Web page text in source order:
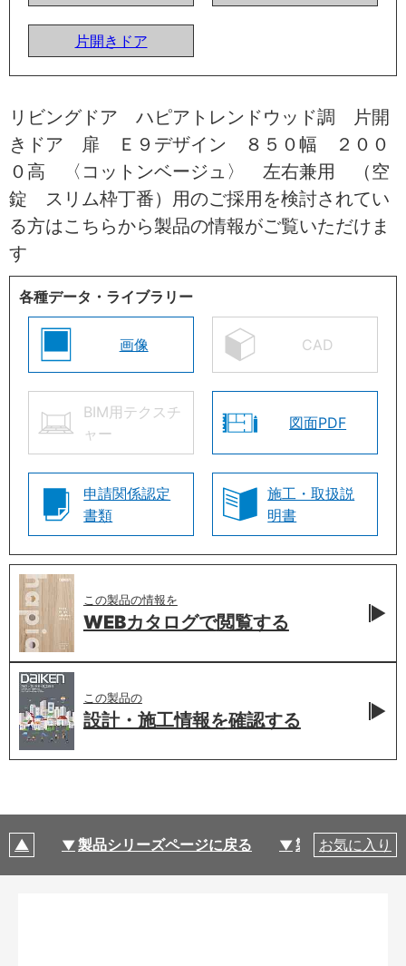
片開きドア
リビングドア ハピアトレンドウッド調 片開
きドア 扉 Ｅ９デザイン ８５０幅 ２００
０高 〈コットンベージュ〉 左右兼用 （空
錠 スリム枠丁番）用のご採用を検討されてい
る方はこちらから製品の情報がご覧いただけま
す
各種データ・ライブラリー
画像 CAD
BIM用テクスチ
ャー
図面PDF
申請関係認定
書類
施工・取扱説
明書
この製品の情報を
WEBカタログで閲覧する
この製品の
設計・施工情報を確認する
製品シリーズページに戻る 製品仕様
お気に入り